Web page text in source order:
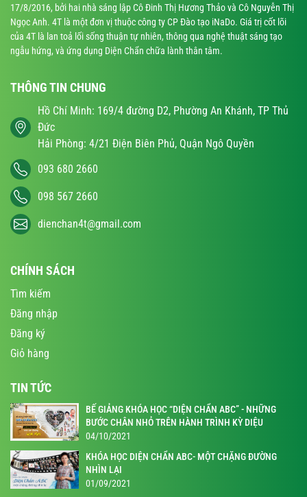
17/8/2016, bởi hai nhà sáng lập Cô Đinh Thị Hương Thảo và Cô Nguyễn Thị
Ngọc Anh. 4T là một đơn vị thuộc công ty CP Đào tạo iNaDo. Giá trị cốt lõi
của 4T là lan toả lối sống thuận tự nhiên, thông qua nghệ thuật sáng tạo
ngẫu hứng, và ứng dụng Diện Chẩn chữa lành thân tâm.
THÔNG TIN CHUNG
Hồ Chí Minh: 169/4 đường D2, Phường An Khánh, TP Thủ
Đức
Hải Phòng: 4/21 Điện Biên Phủ, Quận Ngô Quyền
093 680 2660
098 567 2660
dienchan4t@gmail.com
CHÍNH SÁCH
Tìm kiếm
Đăng nhập
Đăng ký
Giỏ hàng
TIN TỨC
BẾ GIẢNG KHÓA HỌC “DIỆN CHẨN ABC” - NHỮNG
BƯỚC CHÂN NHỎ TRÊN HÀNH TRÌNH KỲ DIỆU
04/10/2021
KHÓA HỌC DIỆN CHẨN ABC- MỘT CHẶNG ĐƯỜNG
NHÌN LẠI
01/09/2021